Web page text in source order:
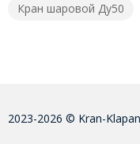
Кран шаровой Ду50
2023-2026 © Kran-